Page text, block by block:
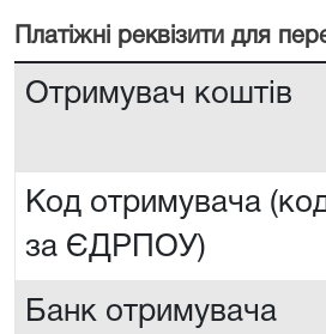
Платiжнi реквiзити для
Отримувач коштів
Код отримувача
за ЄДРПОУ)
Банк отримувача